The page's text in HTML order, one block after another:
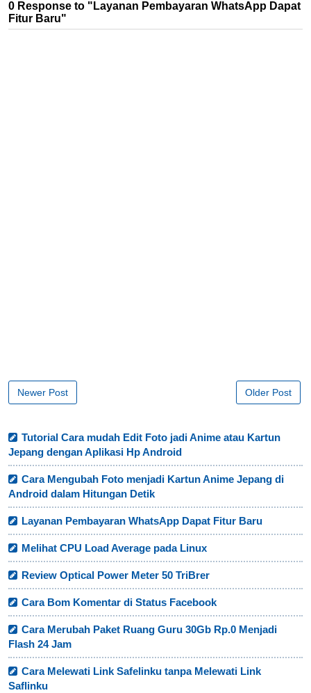
0 Response to "Layanan Pembayaran WhatsApp Dapat
Fitur Baru"
Newer Post Older Post
Tutorial Cara mudah Edit Foto jadi Anime atau Kartun
Jepang dengan Aplikasi Hp Android
Cara Mengubah Foto menjadi Kartun Anime Jepang di
Android dalam Hitungan Detik
Layanan Pembayaran WhatsApp Dapat Fitur Baru
Melihat CPU Load Average pada Linux
Review Optical Power Meter 50 TriBrer
Cara Bom Komentar di Status Facebook
Cara Merubah Paket Ruang Guru 30Gb Rp.0 Menjadi
Flash 24 Jam
Cara Melewati Link Safelinku tanpa Melewati Link
Saflinku